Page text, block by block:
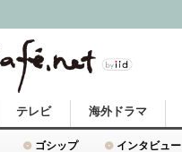
ゴシップ インタビュー
テレビ 海外ドラマ